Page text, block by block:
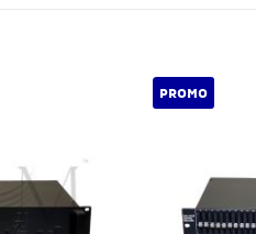
PROMO